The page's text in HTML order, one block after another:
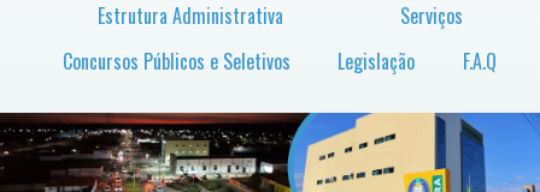
Estrutura Administrativa
Serviços
Concursos Públicos e Seletivos
Legislação F.A.Q